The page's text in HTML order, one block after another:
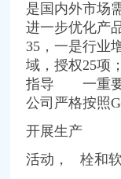
是国内外市场
进一步优化
35，一是行业
域，授权25项
指导 一重要
公司严格按照
开展生产
活动， 栓和